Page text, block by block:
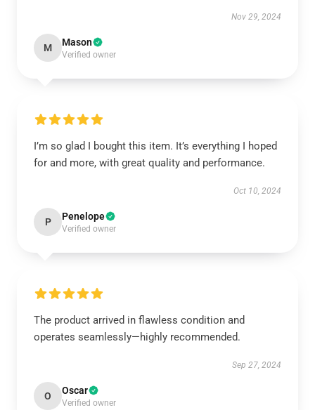
Nov 29, 2024
M Mason
Verified owner
I’m so glad I bought this item. It’s everything I hoped
for and more, with great quality and performance.
Oct 10, 2024
P Penelope
Verified owner
The product arrived in flawless condition and
operates seamlessly—highly recommended.
Sep 27, 2024
O Oscar
Verified owner